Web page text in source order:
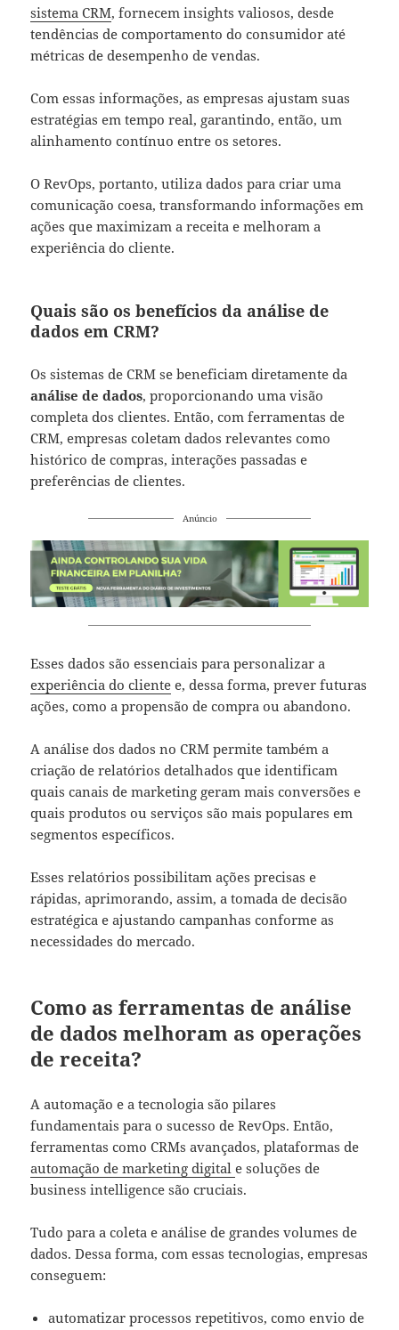
sistema CRM, fornecem insights valiosos, desde
tendências de comportamento do consumidor até
métricas de desempenho de vendas.
Com essas informações, as empresas ajustam suas
estratégias em tempo real, garantindo, então, um
alinhamento contínuo entre os setores.
O RevOps, portanto, utiliza dados para criar uma
comunicação coesa, transformando informações em
ações que maximizam a receita e melhoram a
experiência do cliente.
Quais são os benefícios da análise de
dados em CRM?
Os sistemas de CRM se beneficiam diretamente da
análise de dados, proporcionando uma visão
completa dos clientes. Então, com ferramentas de
CRM, empresas coletam dados relevantes como
histórico de compras, interações passadas e
preferências de clientes.
Anúncio
Esses dados são essenciais para personalizar a
experiência do cliente e, dessa forma, prever futuras
ações, como a propensão de compra ou abandono.
A análise dos dados no CRM permite também a
criação de relatórios detalhados que identificam
quais canais de marketing geram mais conversões e
quais produtos ou serviços são mais populares em
segmentos específicos.
Esses relatórios possibilitam ações precisas e
rápidas, aprimorando, assim, a tomada de decisão
estratégica e ajustando campanhas conforme as
necessidades do mercado.
Como as ferramentas de análise
de dados melhoram as operações
de receita?
A automação e a tecnologia são pilares
fundamentais para o sucesso de RevOps. Então,
ferramentas como CRMs avançados, plataformas de
automação de marketing digitale soluções de
business intelligence são cruciais.
Tudo para a coleta e análise de grandes volumes de
dados. Dessa forma, com essas tecnologias, empresas
conseguem:
automatizar processos repetitivos, como envio de